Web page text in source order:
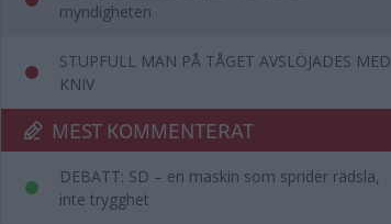
myndigheten
STUPFULL MAN PÅ TÅGET AVSLÖJADES MED
KNIV
MEST KOMMENTERAT
DEBATT: SD – en maskin som sprider rädsla,
inte trygghet